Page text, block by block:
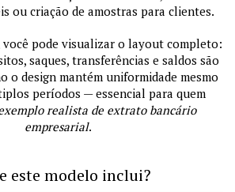
ou criação de amostras para clientes.
você pode visualizar o layout completo:
saques, transferências e saldos são
o design mantém uniformidade mesmo
períodos — essencial para quem
realista de extrato bancário
empresarial.
este modelo inclui?